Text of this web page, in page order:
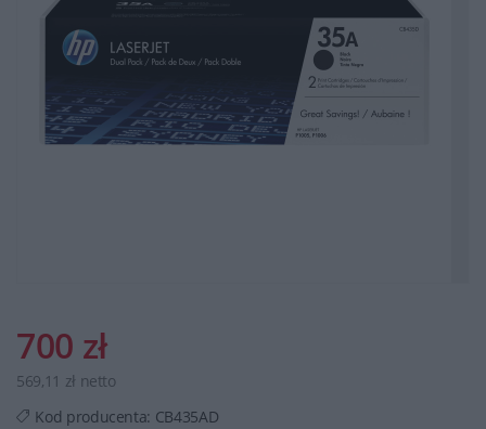
700 zł
569,11 zł netto
Kod producenta: CB435AD